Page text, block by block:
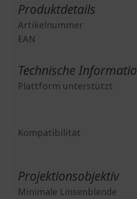
Produktdetails
Artikelnummer
EAN
Technische
Plattform unterstützt
Kompatibilität
Projektionsobjektiv
Minimale Linsenblende